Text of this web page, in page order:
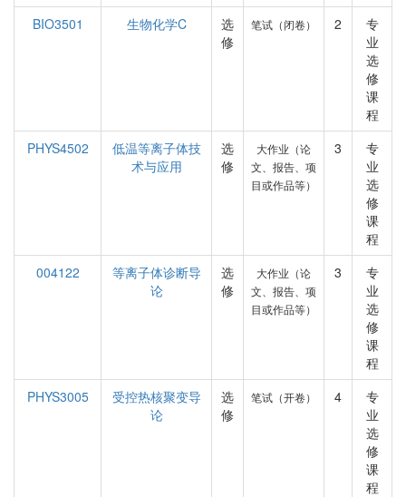
BIO3501
生物化学C
选
修
笔试（闭卷） 2
专
业
选
修
课
程
PHYS4502
低温等离子体技
术与应用
选
修
大作业（论
文、报告、项
目或作品等）
3
专
业
选
修
课
程
004122
等离子体诊断导
论
选
修
大作业（论
文、报告、项
目或作品等）
3
专
业
选
修
课
程
PHYS3005
受控热核聚变导
论
选
修
笔试（开卷） 4
专
业
选
修
课
程